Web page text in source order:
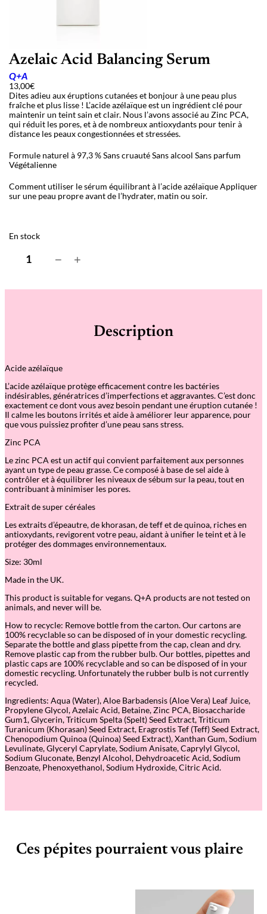
Azelaic Acid Balancing Serum
Q+A
13,00€
Dites adieu aux éruptions cutanées et bonjour à une peau plus
fraîche et plus lisse ! L’acide azélaïque est un ingrédient clé pour
maintenir un teint sain et clair. Nous l’avons associé au Zinc PCA,
qui réduit les pores, et à de nombreux antioxydants pour tenir à
distance les peaux congestionnées et stressées.
Formule naturel à 97,3 %Sans cruautéSans alcool Sans parfum
Végétalienne
Comment utiliser le sérum équilibrant à l’acide azélaïque Appliquer
sur une peau propre avant de l’hydrater, matin ou soir.
En stock
t
e
a
i
c
A
c
d
a
l
a
n
c
i
n
g
S
r
m
− +
Description
Acide azélaïque
L’acide azélaïque protège efficacement contre les bactéries
indésirables, génératrices d’imperfections et aggravantes. C’est donc
exactement ce dont vous avez besoin pendant une éruption cutanée !
Il calme les boutons irrités et aide à améliorer leur apparence, pour
que vous puissiez profiter d’une peau sans stress.
Zinc PCA
Le zinc PCA est un actif qui convient parfaitement aux personnes
ayant un type de peau grasse. Ce composé à base de sel aide à
contrôler et à équilibrer les niveaux de sébum sur la peau, tout en
contribuant à minimiser les pores.
Extrait de super céréales
Les extraits d’épeautre, de khorasan, de teff et de quinoa, riches en
antioxydants, revigorent votre peau, aidant à unifier le teint et à le
protéger des dommages environnementaux.
Size: 30ml
Made in the UK.
This product is suitable for vegans. Q+A products are not tested on
animals, and never will be.
How to recycle: Remove bottle from the carton. Our cartons are
100% recyclable so can be disposed of in your domestic recycling.
Separate the bottle and glass pipette from the cap, clean and dry.
Remove plastic cap from the rubber bulb. Our bottles, pipettes and
plastic caps are 100% recyclable and so can be disposed of in your
domestic recycling. Unfortunately the rubber bulb is not currently
recycled.
Ingredients: Aqua (Water), Aloe Barbadensis (Aloe Vera) Leaf Juice,
Propylene Glycol, Azelaic Acid, Betaine, Zinc PCA, Biosaccharide
Gum1, Glycerin, Triticum Spelta (Spelt) Seed Extract, Triticum
Turanicum (Khorasan) Seed Extract, Eragrostis Tef (Teff) Seed Extract,
Chenopodium Quinoa (Quinoa) Seed Extract), Xanthan Gum, Sodium
Levulinate, Glyceryl Caprylate, Sodium Anisate, Caprylyl Glycol,
Sodium Gluconate, Benzyl Alcohol, Dehydroacetic Acid, Sodium
Benzoate, Phenoxyethanol, Sodium Hydroxide, Citric Acid.
Ces pépites pourraient vous plaire